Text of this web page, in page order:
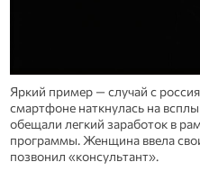
Яркий пример — случай с
смартфоне наткнулась на
обещали легкий заработок в
программы. Женщина ввела
позвонил «консультант».